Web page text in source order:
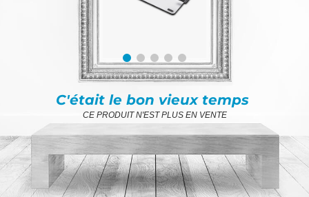
C'était le bon vieux temps
CE PRODUIT N'EST PLUS EN VENTE